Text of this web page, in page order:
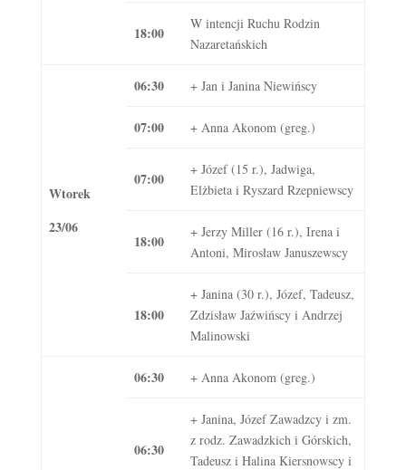
18:00
W intencji Ruchu Rodzin
Nazaretańskich
Wtorek
23/06
06:30 + Jan i Janina Niewińscy
07:00 + Anna Akonom (greg.)
07:00
+ Józef (15 r.), Jadwiga,
Elżbieta i Ryszard Rzepniewscy
18:00
+ Jerzy Miller (16 r.), Irena i
Antoni, Mirosław Januszewscy
18:00
+ Janina (30 r.), Józef, Tadeusz,
Zdzisław Jaźwińscy i Andrzej
Malinowski
06:30 + Anna Akonom (greg.)
06:30
+ Janina, Józef Zawadzcy i zm.
z rodz. Zawadzkich i Górskich,
Tadeusz i Halina Kiersnowscy i